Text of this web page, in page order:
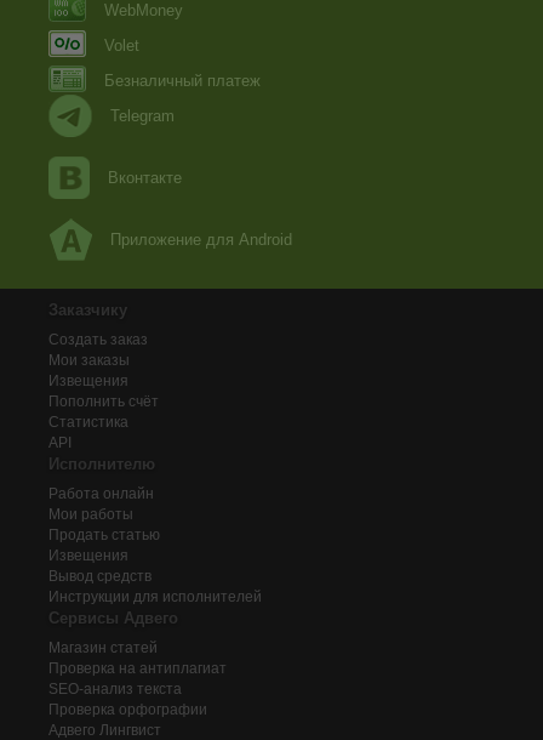
WebMoney
Volet
Безналичный платеж
Telegram
Вконтакте
Приложение для Android
Заказчику
Создать заказ
Мои заказы
Извещения
Пополнить счёт
Статистика
API
Исполнителю
Работа онлайн
Мои работы
Продать статью
Извещения
Вывод средств
Инструкции для исполнителей
Сервисы Адвего
Магазин статей
Проверка на антиплагиат
SEO-анализ текста
Проверка орфографии
Адвего Лингвист